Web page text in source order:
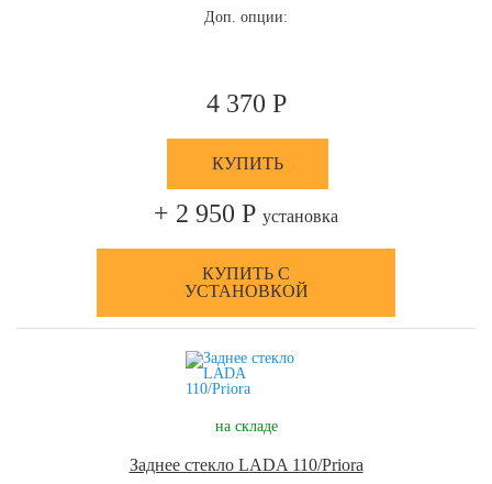
Доп. опции:
4 370 Р
КУПИТЬ
+ 2 950 Р установка
КУПИТЬ С
УСТАНОВКОЙ
на складе
Заднее стекло LADA 110/Priora